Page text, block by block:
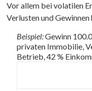
Vor allem bei volatilen
Verlusten und Gewinnen
Beispiel:Gewinn
privaten Immobilie,
Betrieb, 42 %